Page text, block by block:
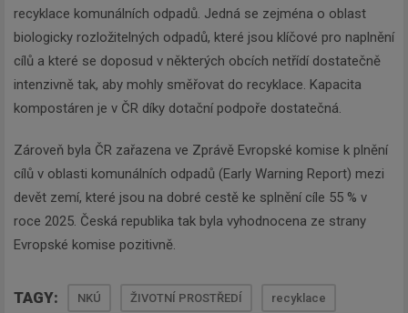
recyklace komunálních odpadů. Jedná se zejména o oblast
biologicky rozložitelných odpadů, které jsou klíčové pro naplnění
cílů a které se doposud v některých obcích netřídí dostatečně
intenzivně tak, aby mohly směřovat do recyklace. Kapacita
kompostáren je v ČR díky dotační podpoře dostatečná.
Zároveň byla ČR zařazena ve Zprávě Evropské komise k plnění
cílů v oblasti komunálních odpadů (Early Warning Report) mezi
devět zemí, které jsou na dobré cestě ke splnění cíle 55 % v
roce 2025. Česká republika tak byla vyhodnocena ze strany
Evropské komise pozitivně.
TAGY: NKÚ ŽIVOTNÍ PROSTŘEDÍ recyklace